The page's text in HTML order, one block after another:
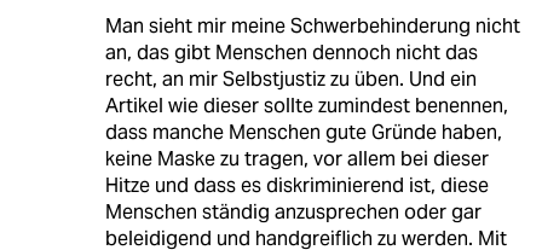
Man sieht mir meine Schwerbehinderung nicht
an, das gibt Menschen dennoch nicht das
recht, an mir Selbstjustiz zu üben. Und ein
Artikel wie dieser sollte zumindest benennen,
dass manche Menschen gute Gründe haben,
keine Maske zu tragen, vor allem bei dieser
Hitze und dass es diskriminierend ist, diese
Menschen ständig anzusprechen oder gar
beleidigend und handgreiflich zu werden. Mit